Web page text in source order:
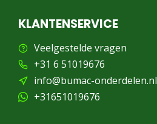
KLANTENSERVICE
Veelgestelde vragen
+31 6 51019676
info@bumac-onderdelen.nl
+31651019676